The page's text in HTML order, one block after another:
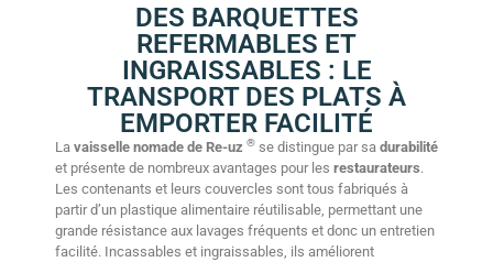
DES BARQUETTES
REFERMABLES ET
INGRAISSABLES : LE
TRANSPORT DES PLATS À
EMPORTER FACILITÉ
La vaisselle nomade de Re-uz ® se distingue par sa durabilité
et présente de nombreux avantages pour les restaurateurs.
Les contenants et leurs couvercles sont tous fabriqués à
partir d’un plastique alimentaire réutilisable, permettant une
grande résistance aux lavages fréquents et donc un entretien
facilité. Incassables et ingraissables, ils améliorent